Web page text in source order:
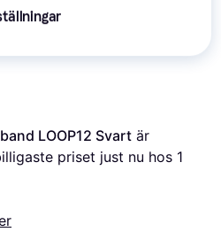
LOOP12 Svart
priset just nu hos 1